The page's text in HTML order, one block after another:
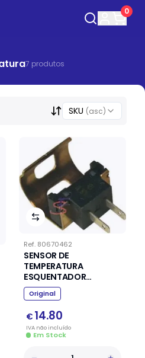
0
7 produtos
SKU (asc)
Ref. 80670462
SENSOR DE
TEMPERATURA
ESQUENTADOR
JUNKERS VULCANO
Original
€ 14.80
IVA nãoincluído
Em Stock